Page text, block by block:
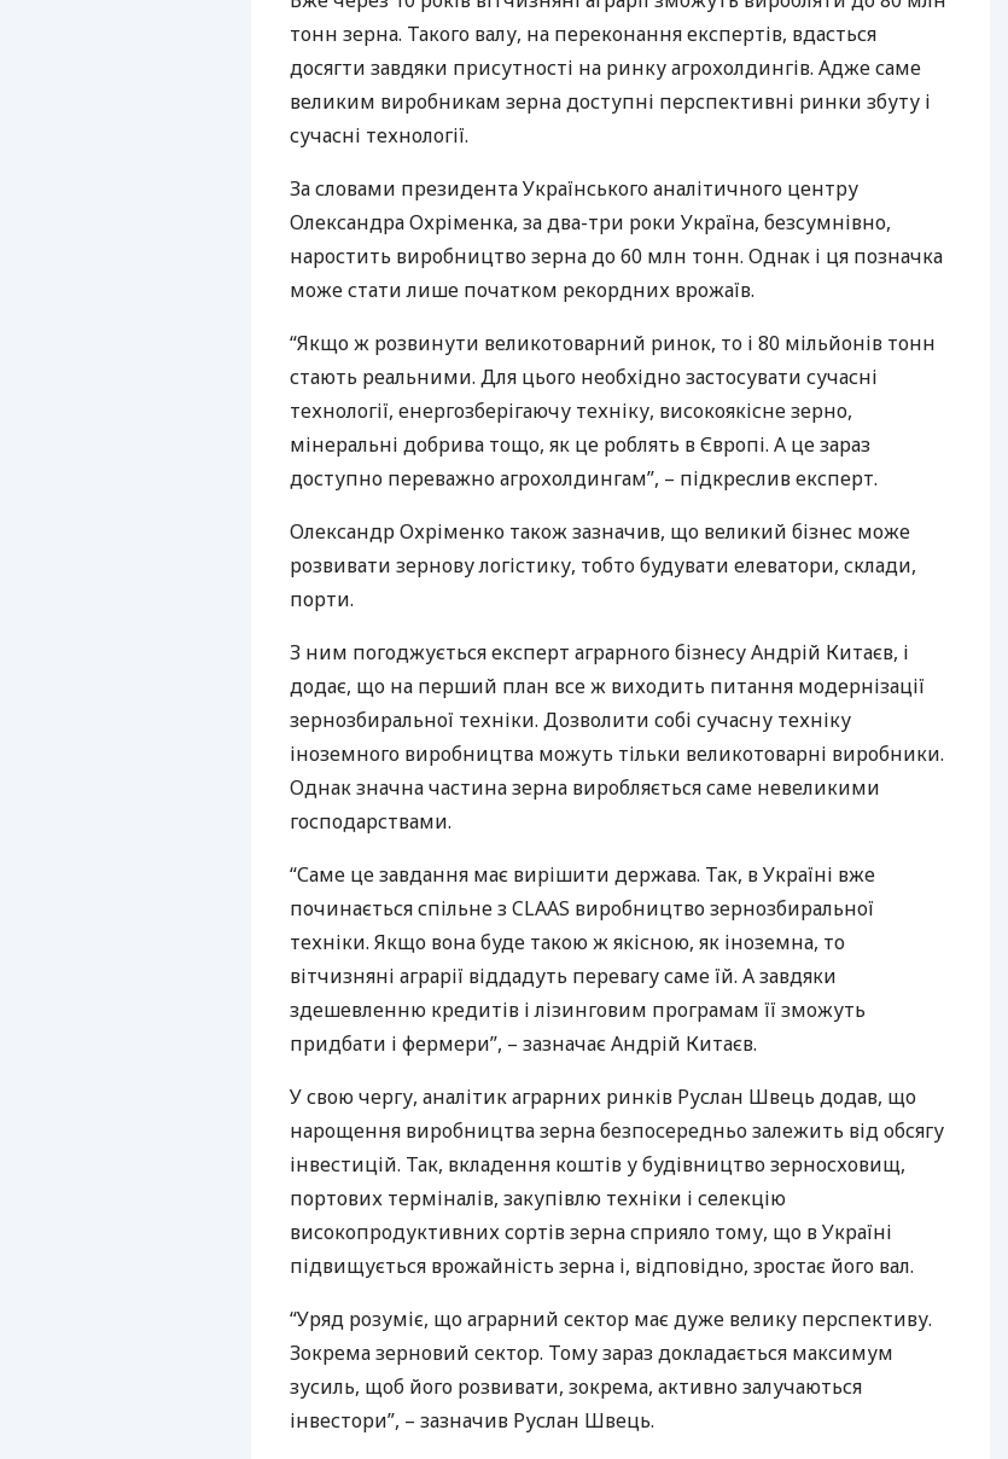
РЕЙТИНГ ДЕБЕТОВИХ
КАРТОК
ЩОМІСЯЧНИЙ ОГЛЯД
ПУТІВНИКИ ПО
БАНКІВСЬКИХ КАРТКАХ
тонн зерна. Такого валу, на переконання експертів, вдасться
досягти завдяки присутності на ринку агрохолдингів. Адже саме
великим виробникам зерна доступні перспективні ринки збуту і
сучасні технології.
За словами президента Українського аналітичного центру
Олександра Охріменка, за два-три роки Україна, безсумнівно,
наростить виробництво зерна до 60 млн тонн. Однак і ця позначка
може стати лише початком рекордних врожаїв.
“Якщо ж розвинути великотоварний ринок, то і 80 мільйонів тонн
стають реальними. Для цього необхідно застосувати сучасні
технології, енергозберігаючу техніку, високоякісне зерно,
мінеральні добрива тощо, як це роблять в Європі. А це зараз
доступно переважно агрохолдингам”, – підкреслив експерт.
Олександр Охріменко також зазначив, що великий бізнес може
розвивати зернову логістику, тобто будувати елеватори, склади,
порти.
З ним погоджується експерт аграрного бізнесу Андрій Китаєв, і
додає, що на перший план все ж виходить питання модернізації
зернозбиральної техніки. Дозволити собі сучасну техніку
іноземного виробництва можуть тільки великотоварні виробники.
Однак значна частина зерна виробляється саме невеликими
господарствами.
“Саме це завдання має вирішити держава. Так, в Україні вже
починається спільне з CLAAS виробництво зернозбиральної
техніки. Якщо вона буде такою ж якісною, як іноземна, то
вітчизняні аграрії віддадуть перевагу саме їй. А завдяки
здешевленню кредитів і лізинговим програмам її зможуть
придбати і фермери”, – зазначає Андрій Китаєв.
У свою чергу, аналітик аграрних ринків Руслан Швець додав, що
нарощення виробництва зерна безпосередньо залежить від обсягу
інвестицій. Так, вкладення коштів у будівництво зерносховищ,
портових терміналів, закупівлю техніки і селекцію
високопродуктивних сортів зерна сприяло тому, що в Україні
підвищується врожайність зерна і, відповідно, зростає його вал.
“Уряд розуміє, що аграрний сектор має дуже велику перспективу.
Зокрема зерновий сектор. Тому зараз докладається максимум
зусиль, щоб його розвивати, зокрема, активно залучаються
інвестори”, – зазначив Руслан Швець.